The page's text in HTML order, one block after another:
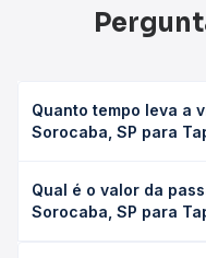
Quanto tempo leva a
Sorocaba, SP para
leva em média 15h
viação, o tipo de
Qual é o valor da
Sorocaba, SP para